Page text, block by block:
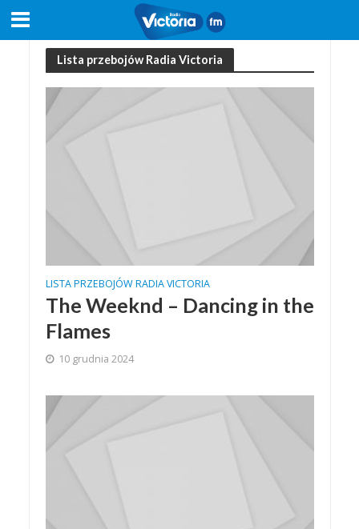
Lista przebojów Radia Victoria
LISTA PRZEBOJÓW RADIA VICTORIA
The Weeknd – Dancing in the
Flames
10 grudnia 2024